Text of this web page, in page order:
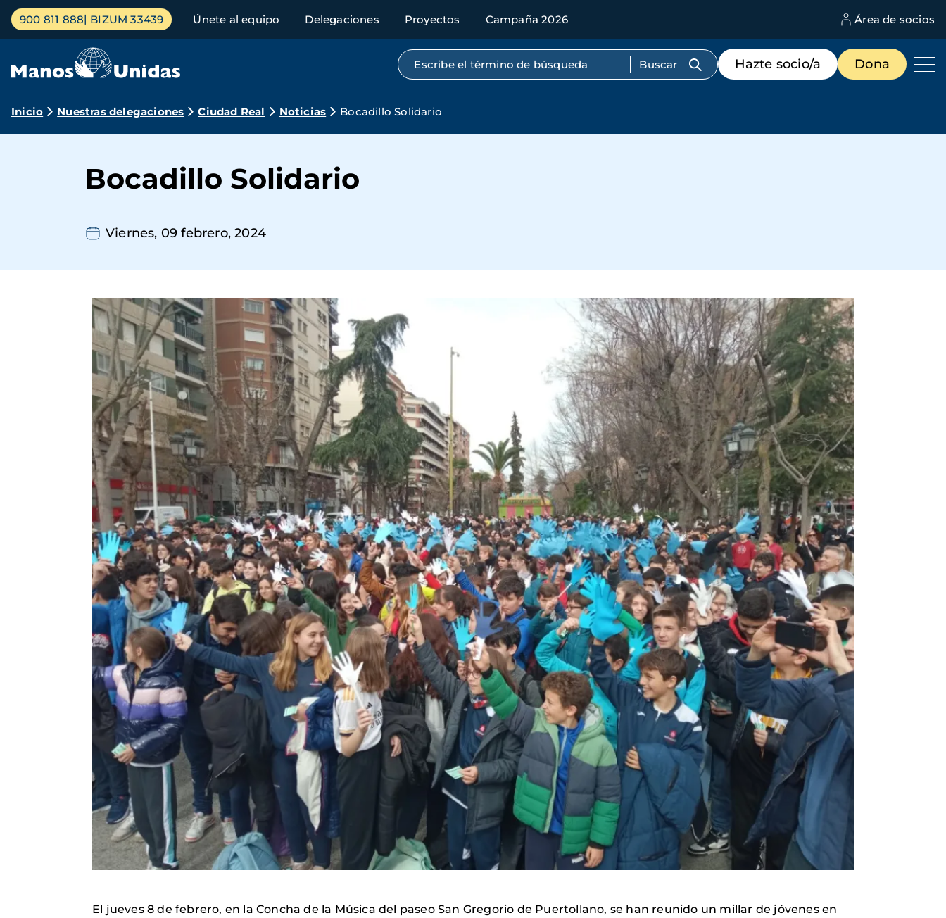
Pasar
contenido
Menú
principal
900 811 888 BIZUM 33439 Únete al equipo Delegaciones Proyectos Campaña 2026 Área de socios
Búsqueda por texto completo
Menú
de
destacados
Hazte socio/a Dona
Ruta
navegación
Inicio Nuestras delegaciones Ciudad Real Noticias Bocadillo Solidario
Bocadillo Solidario
Viernes, 09 febrero, 2024
El jueves 8 de febrero, en la Concha de la Música del paseo San Gregorio de Puertollano, se han reunido un millar de jóvenes en